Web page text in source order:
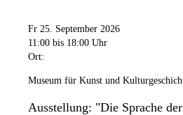
Fr 25. September 2026
11:00 bis 18:00 Uhr
Ort:
Museum für Kunst und
Ausstellung: "Die Sprache